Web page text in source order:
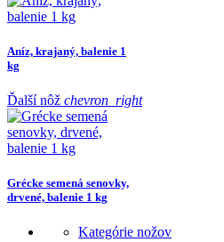
Aníz, krajaný, balenie 1
kg
Ďalší nôž chevron_right
Grécke semená senovky,
drvené, balenie 1 kg
Kategórie nožov